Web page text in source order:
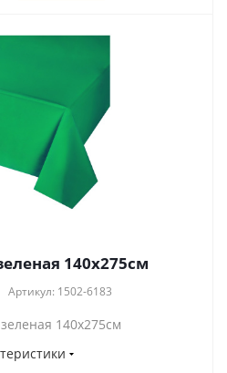
140х275см
Артикул: 1502-6183
140х275см